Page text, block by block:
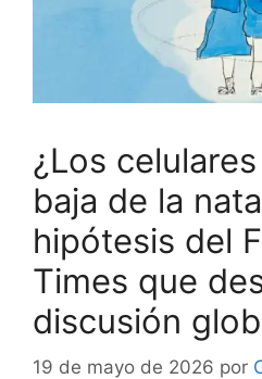
¿Los
baja de la
hipótesis del
Times que
discusión
19 de mayo de 2026 por